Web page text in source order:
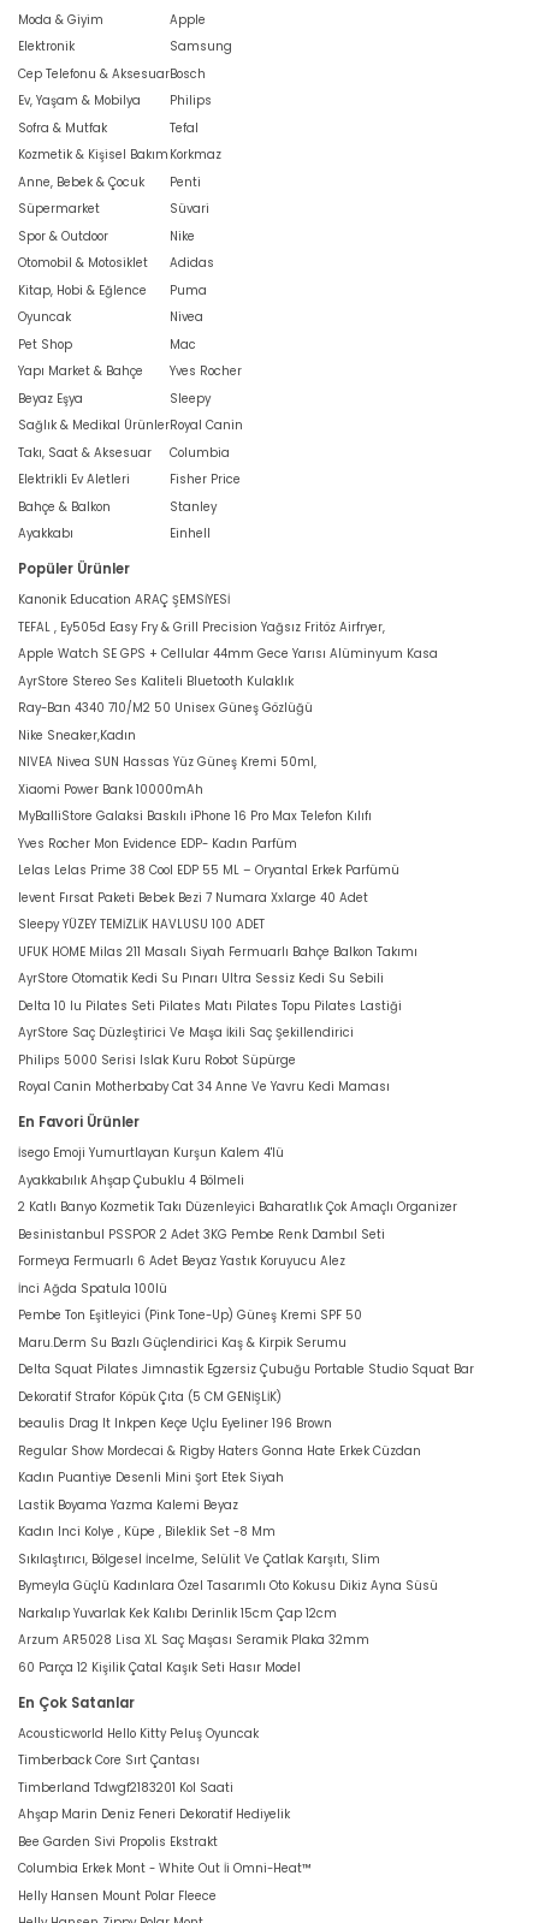
Moda & Giyim
Elektronik
Cep Telefonu & Aksesuar
Ev, Yaşam & Mobilya
Sofra & Mutfak
Kozmetik & Kişisel Bakım
Anne, Bebek & Çocuk
Süpermarket
Spor & Outdoor
Otomobil & Motosiklet
Kitap, Hobi & Eğlence
Oyuncak
Pet Shop
Yapı Market & Bahçe
Beyaz Eşya
Sağlık & Medikal Ürünler
Takı, Saat & Aksesuar
Elektrikli Ev Aletleri
Bahçe & Balkon
Ayakkabı
Apple
Samsung
Bosch
Philips
Tefal
Korkmaz
Penti
Süvari
Nike
Adidas
Puma
Nivea
Mac
Yves Rocher
Sleepy
Royal Canin
Columbia
Fisher Price
Stanley
Einhell
Popüler Ürünler
Kanonik Education ARAÇ ŞEMSİYESİ
TEFAL , Ey505d Easy Fry & Grill Precision Yağsız Fritöz Airfryer,
Apple Watch SE GPS + Cellular 44mm Gece Yarısı Alüminyum Kasa
AyrStore Stereo Ses Kaliteli Bluetooth Kulaklık
Ray-Ban 4340 710/M2 50 Unisex Güneş Gözlüğü
Nike Sneaker,Kadın
NIVEA Nivea SUN Hassas Yüz Güneş Kremi 50ml,
Xiaomi Power Bank 10000mAh
MyBalliStore Galaksi Baskılı iPhone 16 Pro Max Telefon Kılıfı
Yves Rocher Mon Evidence EDP- Kadın Parfüm
Lelas Lelas Prime 38 Cool EDP 55 ML – Oryantal Erkek Parfümü
levent Fırsat Paketi Bebek Bezi 7 Numara Xxlarge 40 Adet
Sleepy YÜZEY TEMİZLİK HAVLUSU 100 ADET
UFUK HOME Milas 211 Masalı Siyah Fermuarlı Bahçe Balkon Takımı
AyrStore Otomatik Kedi Su Pınarı Ultra Sessiz Kedi Su Sebili
Delta 10 lu Pilates Seti Pilates Matı Pilates Topu Pilates Lastiği
AyrStore Saç Düzleştirici Ve Maşa İkili Saç Şekillendirici
Philips 5000 Serisi Islak Kuru Robot Süpürge
Royal Canin Motherbaby Cat 34 Anne Ve Yavru Kedi Maması
En Favori Ürünler
İsego Emoji Yumurtlayan Kurşun Kalem 4'lü
Ayakkabılık Ahşap Çubuklu 4 Bölmeli
2 Katlı Banyo Kozmetik Takı Düzenleyici Baharatlık Çok Amaçlı Organizer
Besinistanbul PSSPOR 2 Adet 3KG Pembe Renk Dambıl Seti
Formeya Fermuarlı 6 Adet Beyaz Yastık Koruyucu Alez
İnci Ağda Spatula 100lü
Pembe Ton Eşitleyici (Pink Tone-Up) Güneş Kremi SPF 50
Maru.Derm Su Bazlı Güçlendirici Kaş & Kirpik Serumu
Delta Squat Pilates Jimnastik Egzersiz Çubuğu Portable Studio Squat Bar
Dekoratif Strafor Köpük Çıta (5 CM GENİŞLİK)
beaulis Drag It Inkpen Keçe Uçlu Eyeliner 196 Brown
Regular Show Mordecai & Rigby Haters Gonna Hate Erkek Cüzdan
Kadın Puantiye Desenli Mini Şort Etek Siyah
Lastik Boyama Yazma Kalemi Beyaz
Kadın Inci Kolye , Küpe , Bileklik Set -8 Mm
Sıkılaştırıcı, Bölgesel İncelme, Selülit Ve Çatlak Karşıtı, Slim
Bymeyla Güçlü Kadınlara Özel Tasarımlı Oto Kokusu Dikiz Ayna Süsü
Narkalıp Yuvarlak Kek Kalıbı Derinlik 15cm Çap 12cm
Arzum AR5028 Lisa XL Saç Maşası Seramik Plaka 32mm
60 Parça 12 Kişilik Çatal Kaşık Seti Hasır Model
En Çok Satanlar
Acousticworld Hello Kitty Peluş Oyuncak
Timberback Core Sırt Çantası
Timberland Tdwgf2183201 Kol Saati
Ahşap Marin Deniz Feneri Dekoratif Hediyelik
Bee Garden Sivi Propolis Ekstrakt
Columbia Erkek Mont - White Out İi Omni-Heat™
Helly Hansen Mount Polar Fleece